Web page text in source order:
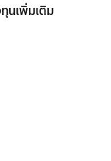
นเพิ่มเติม